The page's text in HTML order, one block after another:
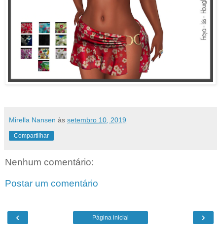
Mirella Nansen às setembro 10, 2019
Compartilhar
Nenhum comentário:
Postar um comentário
‹ ›
Página inicial